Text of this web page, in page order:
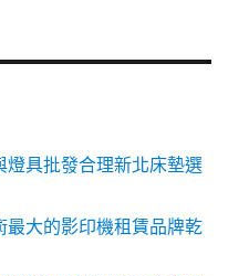
具批發合理新北床墊選
大的影印機租賃品牌乾